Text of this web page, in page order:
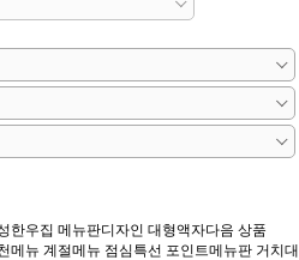
한우집 메뉴판디자인 대형액자다음 상품
메뉴 계절메뉴 점심특선 포인트메뉴판 거치대